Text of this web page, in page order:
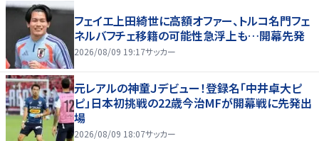
フェイエ上田綺世に高額オファー、トルコ名門フェ
ネルバフチェ移籍の可能性急浮上も…開幕先発
2026/08/09 19:17サッカー
元レアルの神童Ｊデビュー！登録名「中井卓大ピ
ピ」日本初挑戦の22歳今治MFが開幕戦に先発出
場
2026/08/09 18:07サッカー